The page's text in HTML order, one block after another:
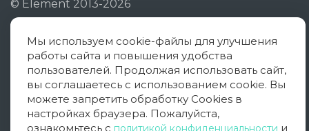
© Element 2013-2026
Политика конфиденциальности
Согласие на обработку ПД
Политика использования cookies
Оферта
Мы используем cookie-файлы для улучшения
работы сайта и повышения удобства
пользователей. Продолжая использовать сайт,
вы соглашаетесь с использованием cookie. Вы
можете запретить обработку Cookies в
настройках браузера. Пожалуйста,
ознакомьтесь с политикой конфиденциальности и